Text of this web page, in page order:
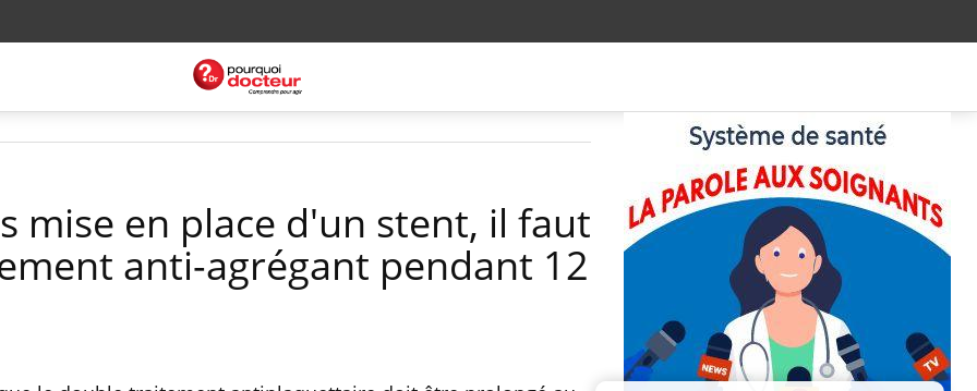
mise en place d'un stent, il faut
anti-agrégant pendant 12